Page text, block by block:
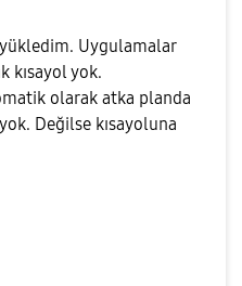
Uygulamalar
kısayol yok.
olarak atka planda
yok. Değilse kısayoluna